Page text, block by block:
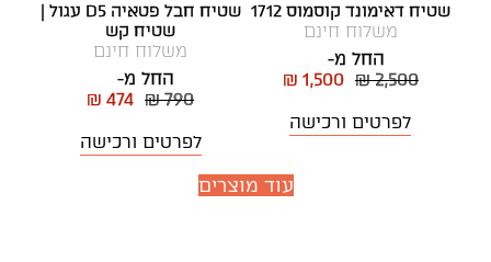
שטיח דאימונד קוסמוס 1712
משלוח חינם
החל מ-
₪ 2,500
₪ 1,500
לפרטים ורכישה
שטיח חבל פטאיה D5 עגול |
שטיח קש
משלוח חינם
החל מ-
₪ 790
₪ 474
לפרטים ורכישה
עוד מוצרים